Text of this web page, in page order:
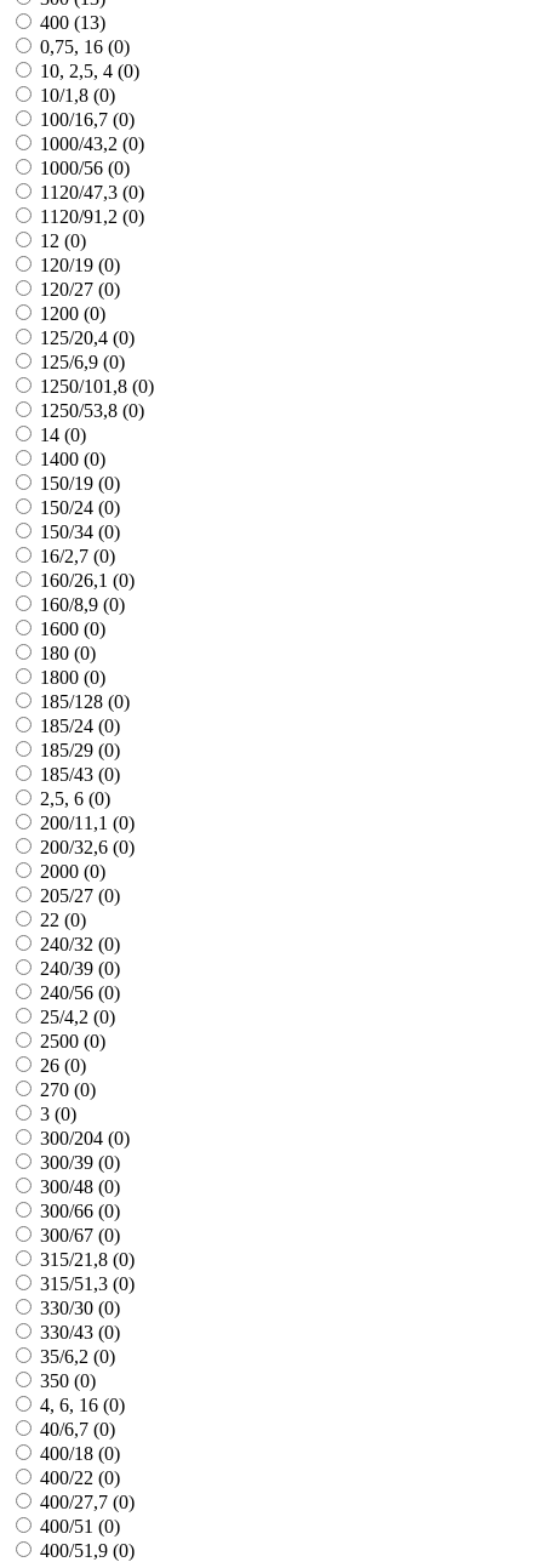
400 (13)
0,75, 16 (0)
10, 2,5, 4 (0)
10/1,8 (0)
100/16,7 (0)
1000/43,2 (0)
1000/56 (0)
1120/47,3 (0)
1120/91,2 (0)
12 (0)
120/19 (0)
120/27 (0)
1200 (0)
125/20,4 (0)
125/6,9 (0)
1250/101,8 (0)
1250/53,8 (0)
14 (0)
1400 (0)
150/19 (0)
150/24 (0)
150/34 (0)
16/2,7 (0)
160/26,1 (0)
160/8,9 (0)
1600 (0)
180 (0)
1800 (0)
185/128 (0)
185/24 (0)
185/29 (0)
185/43 (0)
2,5, 6 (0)
200/11,1 (0)
200/32,6 (0)
2000 (0)
205/27 (0)
22 (0)
240/32 (0)
240/39 (0)
240/56 (0)
25/4,2 (0)
2500 (0)
26 (0)
270 (0)
3 (0)
300/204 (0)
300/39 (0)
300/48 (0)
300/66 (0)
300/67 (0)
315/21,8 (0)
315/51,3 (0)
330/30 (0)
330/43 (0)
35/6,2 (0)
350 (0)
4, 6, 16 (0)
40/6,7 (0)
400/18 (0)
400/22 (0)
400/27,7 (0)
400/51 (0)
400/51,9 (0)